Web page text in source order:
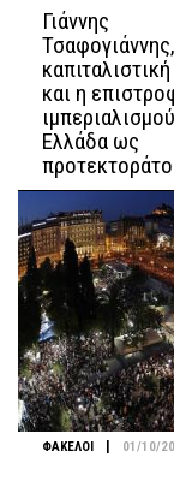
Γιάννης
και η
Ελλάδα ως
προτεκτοράτο
ΦΑΚΕΛΟΙ | 01/10/